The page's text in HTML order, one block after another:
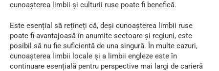
cunoașterea limbii și culturii ruse poate fi benefică.
Este esențial să rețineți că, deși cunoașterea limbii ruse
poate fi avantajoasă în anumite sectoare și regiuni, este
posibil să nu fie suficientă de una singură. În multe cazuri,
cunoașterea limbii locale și a limbii engleze este în
continuare esențială pentru perspective mai largi de carieră